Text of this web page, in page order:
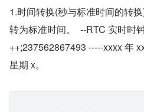
1.时间转换(秒与标准时间的转
转为标准时间。  --RTC 实时时
++;237562867493 -----xxxx 年
星期 x。